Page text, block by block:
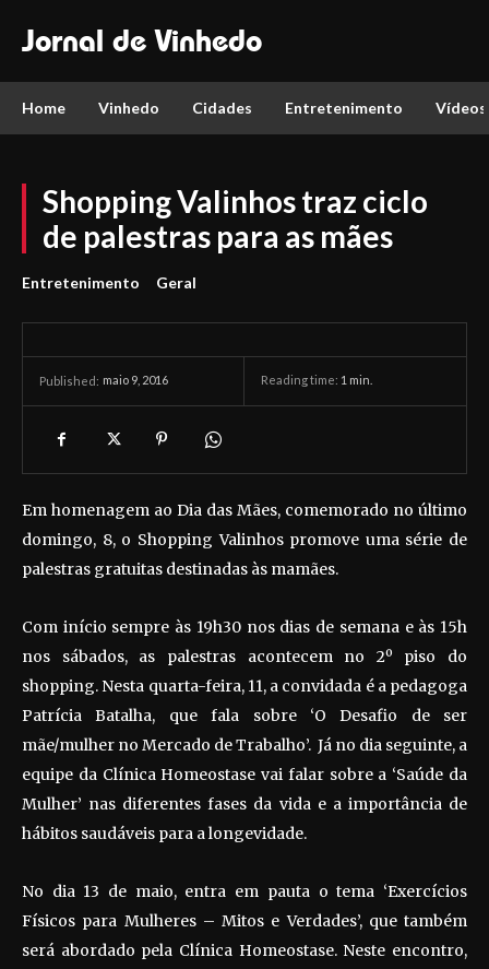
Jornal de Vinhedo
Home Vinhedo Cidades Entretenimento Vídeos
Shopping Valinhos traz ciclo
de palestras para as mães
Entretenimento Geral
Published: maio 9, 2016 Reading time: 1 min.
Em homenagem ao Dia das Mães, comemorado no último
domingo, 8, o Shopping Valinhos promove uma série de
palestras gratuitas destinadas às mamães.
Com início sempre às 19h30 nos dias de semana e às 15h
nos sábados, as palestras acontecem no 2º piso do
shopping. Nesta quarta-feira, 11, a convidada é a pedagoga
Patrícia Batalha, que fala sobre ‘O Desafio de ser
mãe/mulher no Mercado de Trabalho’. Já no dia seguinte, a
equipe da Clínica Homeostase vai falar sobre a ‘Saúde da
Mulher’ nas diferentes fases da vida e a importância de
hábitos saudáveis para a longevidade.
No dia 13 de maio, entra em pauta o tema ‘Exercícios
Físicos para Mulheres – Mitos e Verdades’, que também
será abordado pela Clínica Homeostase. Neste encontro,